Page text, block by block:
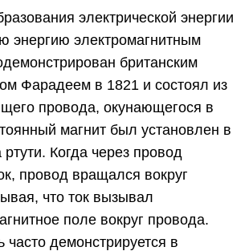
электрической энергии
энергию электромагнитным
британским
Фарадеем в 1821 и состоял из
провода, окунающегося в
магнит был установлен в
Когда через провод
провод вращался вокруг
что ток вызывал
поле вокруг провода.
часто демонстрируется в